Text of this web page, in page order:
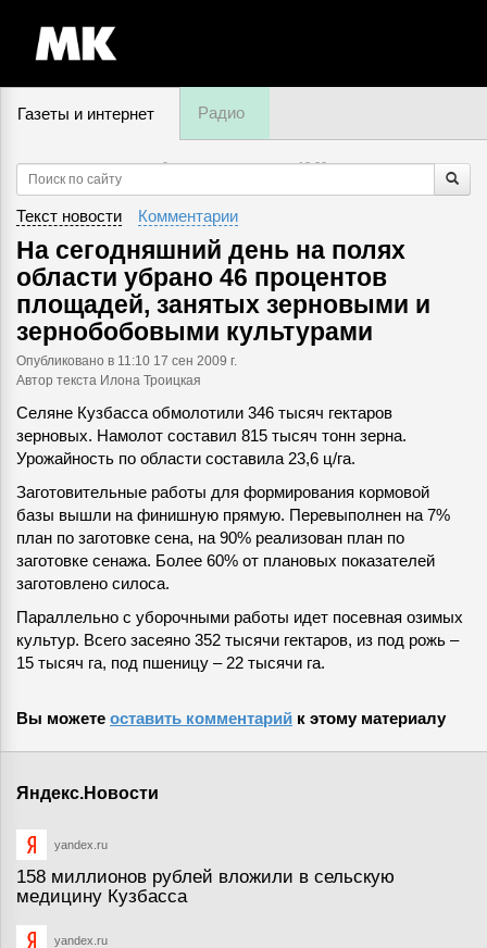
Газеты и интернет Радио
9 августа, воскресенье,18:20
Текст новости Комментарии
На сегодняшний день на полях
области убрано 46 процентов
площадей, занятых зерновыми и
зернобобовыми культурами
Опубликовано в 11:10 17 сен 2009 г.
Автор текста Илона Троицкая
Селяне Кузбасса обмолотили 346 тысяч гектаров
зерновых. Намолот составил 815 тысяч тонн зерна.
Урожайность по области составила 23,6 ц/га.
Заготовительные работы для формирования кормовой
базы вышли на финишную прямую. Перевыполнен на 7%
план по заготовке сена, на 90% реализован план по
заготовке сенажа. Более 60% от плановых показателей
заготовлено силоса.
Параллельно с уборочными работы идет посевная озимых
культур. Всего засеяно 352 тысячи гектаров, из под рожь –
15 тысяч га, под пшеницу – 22 тысячи га.
Вы можете оставить комментарий к этому материалу
Яндекс.Новости
yandex.ru
158 миллионов рублей вложили в сельскую
медицину Кузбасса
yandex.ru